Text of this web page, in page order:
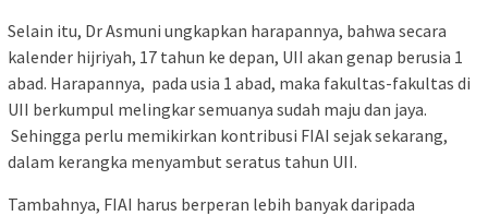
Selain itu, Dr Asmuni ungkapkan harapannya, bahwa secara
kalender hijriyah, 17 tahun ke depan, UII akan genap berusia 1
abad. Harapannya, pada usia 1 abad, maka fakultas-fakultas di
UII berkumpul melingkar semuanya sudah maju dan jaya.
Sehingga perlu memikirkan kontribusi FIAI sejak sekarang,
dalam kerangka menyambut seratus tahun UII.
Tambahnya, FIAI harus berperan lebih banyak daripada